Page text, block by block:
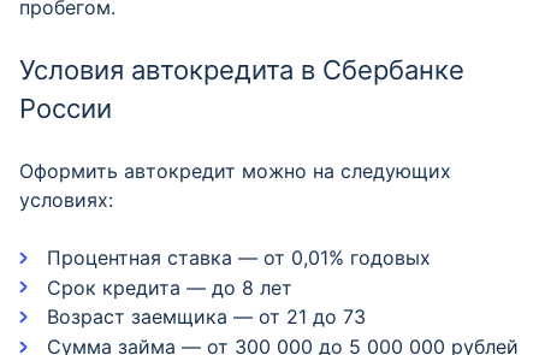
пробегом.
Условия автокредита в Сбербанке
России
Оформить автокредит можно на следующих
условиях:
Процентная ставка — от 0,01% годовых
Срок кредита — до 8 лет
Возраст заемщика — от 21 до 73
Сумма займа — от 300 000 до 5 000 000 рублей